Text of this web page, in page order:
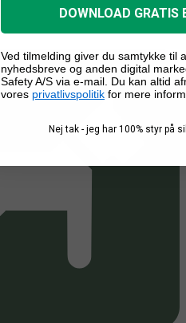
DOWNLOAD GRATIS
Ved tilmelding giver du samtykke til
nyhedsbreve og anden digital
Safety A/S via e-mail. Du kan altid
vores privatlivspolitik for mere
Nej tak - jeg har 100% styr på